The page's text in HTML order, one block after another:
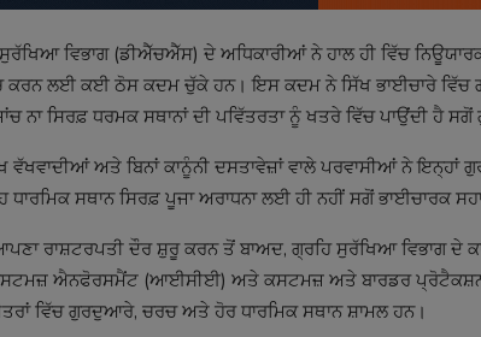
ਵਿਭਾਗ (ਡੀਐੱਚਐੱਸ) ਦੇ ਅਧਿਕਾਰੀਆਂ ਨੇ ਹਾਲ ਹੀ ਵਿੱਚ
ਕਰਨ ਲਈ ਕਈ ਠੋਸ ਕਦਮ ਚੁੱਕੇ ਹਨ। ਇਸ ਕਦਮ ਨੇ ਸਿੱਖ ਭਾਈਚਾਰੇ ਵਿੱਚ
ਨਾ ਸਿਰਫ਼ ਧਰਮਕ ਸਥਾਨਾਂ ਦੀ ਪਵਿੱਤਰਤਾ ਨੂੰ ਖਤਰੇ ਵਿੱਚ ਪਾਉਂਦੀ ਹੈ
ਵੱਖਵਾਦੀਆਂ ਅਤੇ ਬਿਨਾਂ ਕਾਨੂੰਨੀ ਦਸਤਾਵੇਜ਼ਾਂ ਵਾਲੇ ਪਰਵਾਸੀਆਂ ਨੇ
ਧਾਰਮਿਕ ਸਥਾਨ ਸਿਰਫ਼ ਪੂਜਾ ਅਰਾਧਨਾ ਲਈ ਹੀ ਨਹੀਂ ਸਗੋਂ
ਰਾਸ਼ਟਰਪਤੀ ਦੌਰ ਸ਼ੁਰੂ ਕਰਨ ਤੋਂ ਬਾਅਦ, ਗ੍ਰਹਿ ਸੁਰੱਖਿਆ ਵਿਭਾਗ ਦੇ
ਐਨਫੋਰਸਮੈਂਟ (ਆਈਸੀਈ) ਅਤੇ ਕਸਟਮਜ਼ ਅਤੇ ਬਾਰਡਰ ਪ੍ਰੋਟੈਕਸ਼ਨ
ਵਿੱਚ ਗੁਰਦੁਆਰੇ, ਚਰਚ ਅਤੇ ਹੋਰ ਧਾਰਮਿਕ ਸਥਾਨ ਸ਼ਾਮਲ ਹਨ।